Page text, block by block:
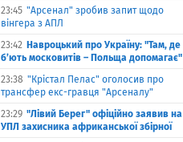
23:45 "Арсенал" зробив запит щодо
вінгера з АПЛ
23:42 Навроцький про Україну: "Там, де
б’ють московитів – Польща допомагає"
23:38 "Крістал Пелас" оголосив про
трансфер екс-гравця "Арсеналу"
23:29 "Лівий Берег" офіційно заявив на
УПЛ захисника африканської збірної